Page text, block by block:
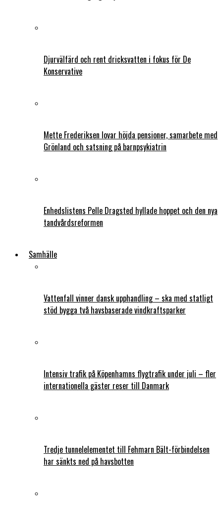
Djurvälfärd och rent dricksvatten i fokus för De
Konservative
Mette Frederiksen lovar höjda pensioner, samarbete med
Grönland och satsning på barnpsykiatrin
Enhedslistens Pelle Dragsted hyllade hoppet och den nya
tandvårdsreformen
Samhälle
Vattenfall vinner dansk upphandling – ska med statligt
stöd bygga två havsbaserade vindkraftsparker
Intensiv trafik på Köpenhamns flygtrafik under juli – fler
internationella gäster reser till Danmark
Tredje tunnelelementet till Fehmarn Bält-förbindelsen
har sänkts ned på havsbotten